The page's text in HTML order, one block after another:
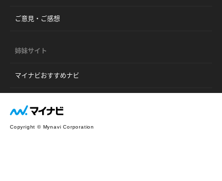
ご意見・ご感想
姉妹サイト
マイナビおすすめナビ
Copyright © Mynavi Corporation